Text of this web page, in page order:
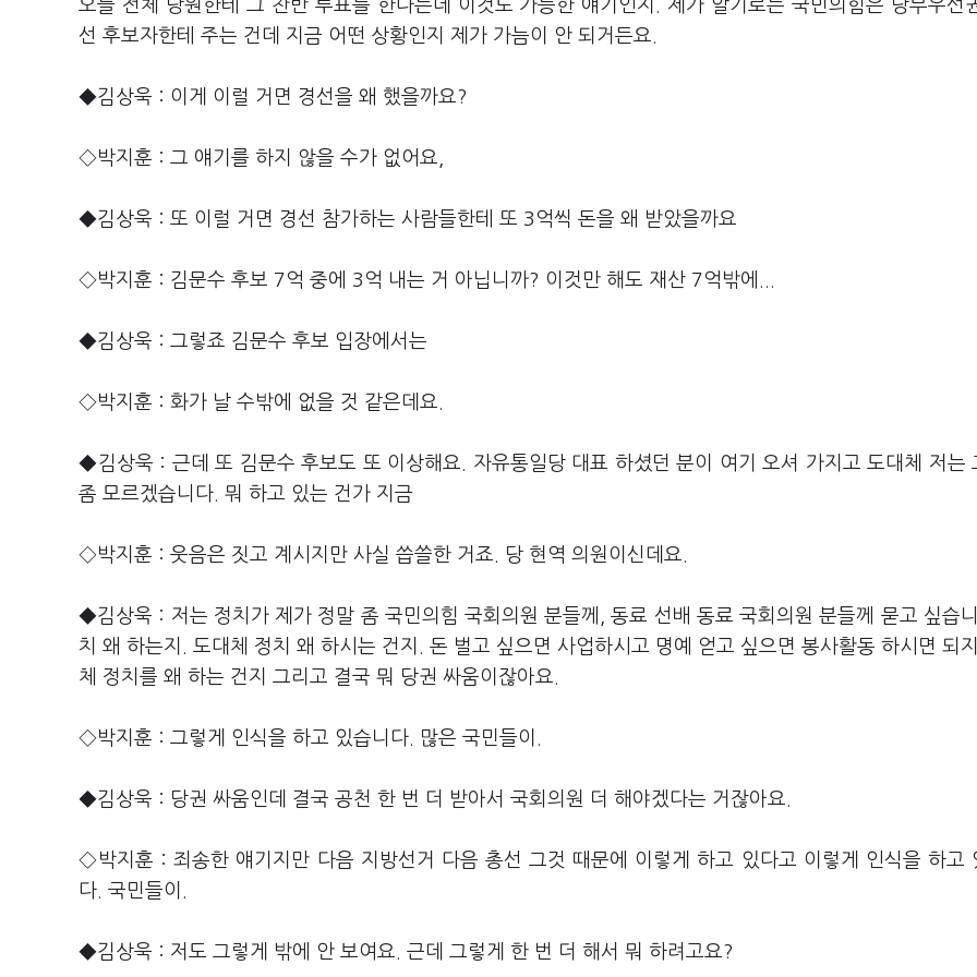
오늘 전체 당원한테 그 찬반 투표를 한다는데 이것도 가능한 얘기인지. 제가 알기로는 국민의힘은 당무우선
선 후보자한테 주는 건데 지금 어떤 상황인지 제가 가늠이 안 되거든요.
◆김상욱 : 이게 이럴 거면 경선을 왜 했을까요?
◇박지훈 : 그 얘기를 하지 않을 수가 없어요,
◆김상욱 : 또 이럴 거면 경선 참가하는 사람들한테 또 3억씩 돈을 왜 받았을까요
◇박지훈 : 김문수 후보 7억 중에 3억 내는 거 아닙니까? 이것만 해도 재산 7억밖에...
◆김상욱 : 그렇죠 김문수 후보 입장에서는
◇박지훈 : 화가 날 수밖에 없을 것 같은데요.
◆김상욱 : 근데 또 김문수 후보도 또 이상해요. 자유통일당 대표 하셨던 분이 여기 오셔 가지고 도대체 저는
좀 모르겠습니다. 뭐 하고 있는 건가 지금
◇박지훈 : 웃음은 짓고 계시지만 사실 씁쓸한 거죠. 당 현역 의원이신데요.
◆김상욱 : 저는 정치가 제가 정말 좀 국민의힘 국회의원 분들께, 동료 선배 동료 국회의원 분들께 묻고 싶습
치 왜 하는지. 도대체 정치 왜 하시는 건지. 돈 벌고 싶으면 사업하시고 명예 얻고 싶으면 봉사활동 하시면 되
체 정치를 왜 하는 건지 그리고 결국 뭐 당권 싸움이잖아요.
◇박지훈 : 그렇게 인식을 하고 있습니다. 많은 국민들이.
◆김상욱 : 당권 싸움인데 결국 공천 한 번 더 받아서 국회의원 더 해야겠다는 거잖아요.
◇박지훈 : 죄송한 얘기지만 다음 지방선거 다음 총선 그것 때문에 이렇게 하고 있다고 이렇게 인식을 하고
다. 국민들이.
◆김상욱 : 저도 그렇게 밖에 안 보여요. 근데 그렇게 한 번 더 해서 뭐 하려고요?